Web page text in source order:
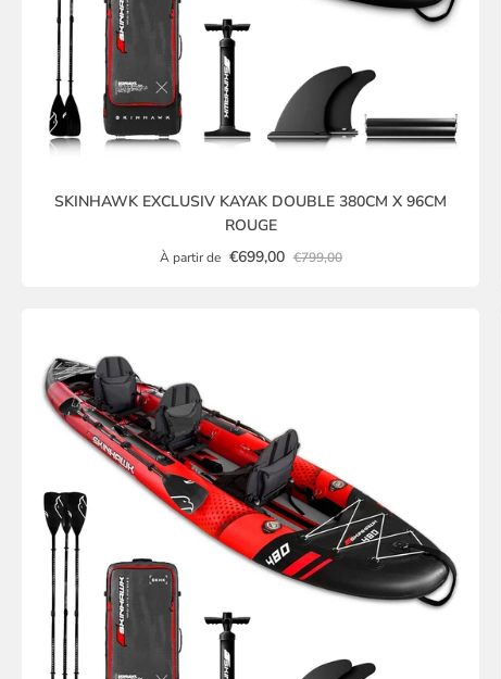
SKINHAWK EXCLUSIV KAYAK DOUBLE 380CM X 96CM
ROUGE
À partir de €699,00 €799,00